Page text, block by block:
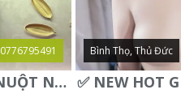
0776795491
❣️HÂN BABY❣️GỢI CẢM NUỘT NÀ DÁNG SON XINH XINH QUYẾN RŨ
Bình Thọ, Thủ Đức